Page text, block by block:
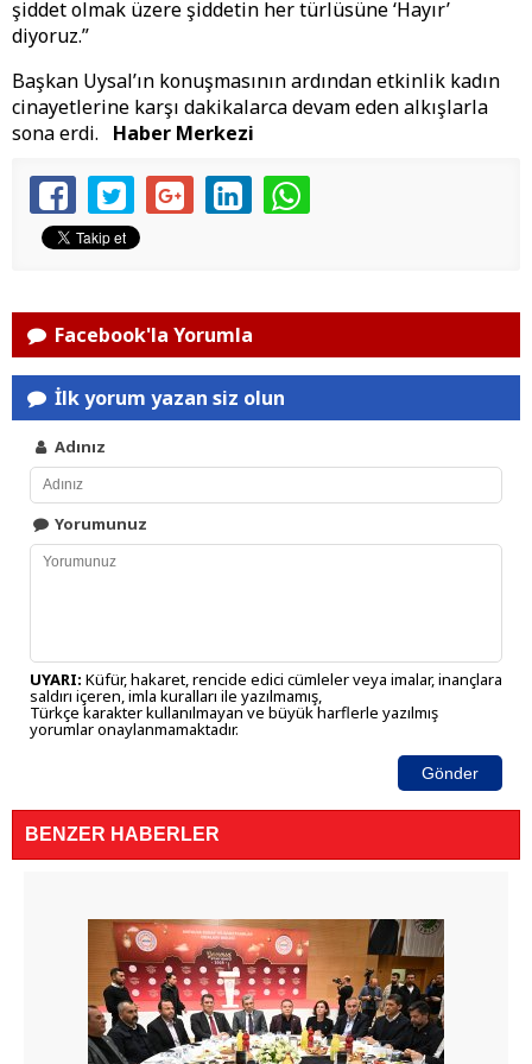
şiddet olmak üzere şiddetin her türlüsüne ‘Hayır’
diyoruz.”
Başkan Uysal’ın konuşmasının ardından etkinlik kadın
cinayetlerine karşı dakikalarca devam eden alkışlarla
sona erdi. Haber Merkezi
Facebook'la Yorumla
İlk yorum yazan siz olun
Adınız
Yorumunuz
UYARI: Küfür, hakaret, rencide edici cümleler veya imalar, inançlara
saldırı içeren, imla kuralları ile yazılmamış,
Türkçe karakter kullanılmayan ve büyük harflerle yazılmış
yorumlar onaylanmamaktadır.
Gönder
BENZER HABERLER